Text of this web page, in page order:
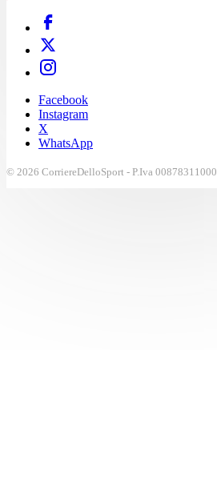
Facebook
Instagram
X
WhatsApp
© 2026 CorriereDelloSport - P.Iva 00878311000